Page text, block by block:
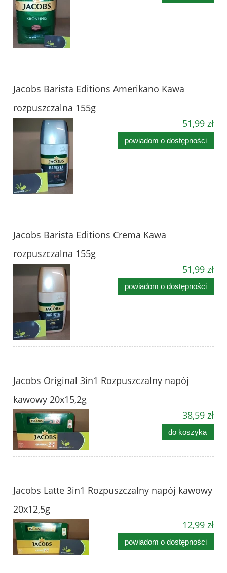
Jacobs Barista Editions Amerikano Kawa
rozpuszczalna 155g
51,99 zł
powiadom o dostępności
Jacobs Barista Editions Crema Kawa
rozpuszczalna 155g
51,99 zł
powiadom o dostępności
Jacobs Original 3in1 Rozpuszczalny napój
kawowy 20x15,2g
38,59 zł
do koszyka
Jacobs Latte 3in1 Rozpuszczalny napój kawowy
20x12,5g
12,99 zł
powiadom o dostępności